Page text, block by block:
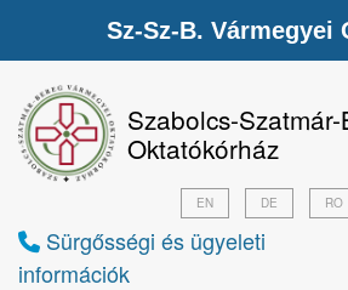
Szabolcs-
Oktatókórház
Sürgősségi és ügyeleti
információk
EN DE RO
Sz-Sz-B. Vármegyei